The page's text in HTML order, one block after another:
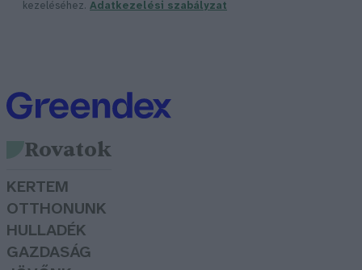
kezeléséhez. Adatkezelési szabályzat
Rovatok
KERTEM
OTTHONUNK
HULLADÉK
GAZDASÁG